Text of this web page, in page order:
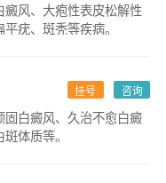
风、大疱性表皮松解性
疣、斑秃等疾病。
咨询
挂号
白癜风、久治不愈白癜
体质等。